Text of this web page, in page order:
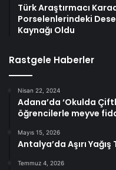
Türk Araştırmacı
Porselenlerindeki
Kaynağı Oldu
Rastgele Haberler
Nisan 22, 2024
Adana’da ‘Okulda
öğrencilerle meyve
Mayıs 15, 2026
Antalya’da Aşırı Yağış
Temmuz 4, 2026